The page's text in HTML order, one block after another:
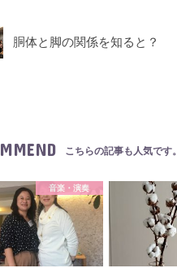
胴体と脚の関係を知ると？
こちらの記事も人気です。
音楽・演奏